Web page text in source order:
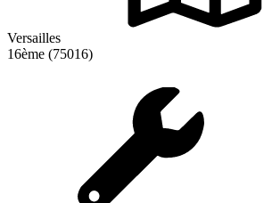
Versailles
16ème (75016)